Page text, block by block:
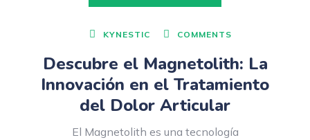
KYNESTIC COMMENTS
Descubre el Magnetolith: La
Innovación en el Tratamiento
del Dolor Articular
El Magnetolith es una tecnología